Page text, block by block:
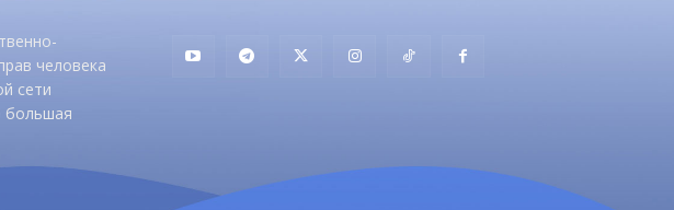
человека
сети
большая